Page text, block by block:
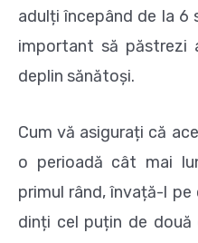
adulți începând de la 6
important să păstrezi
deplin sănătoși.
Cum vă asigurați că
o perioadă cât mai
primul rând, învață-l
dinți cel puțin de două